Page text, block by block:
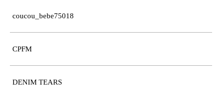
coucou_bebe75018
CPFM
DENIM TEARS